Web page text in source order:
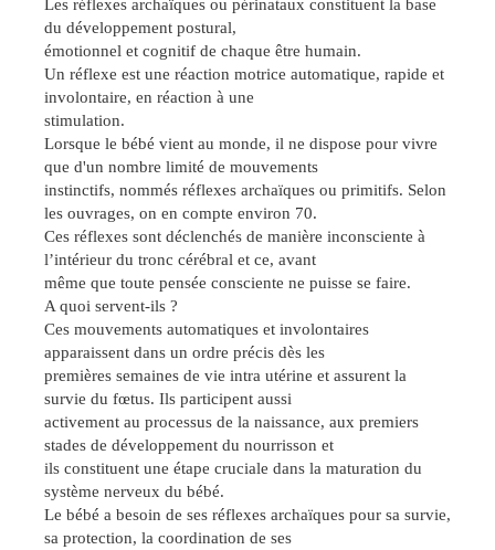
Les réflexes archaïques ou périnataux constituent la base
du développement postural,
émotionnel et cognitif de chaque être humain.
Un réflexe est une réaction motrice automatique, rapide et
involontaire, en réaction à une
stimulation.
Lorsque le bébé vient au monde, il ne dispose pour vivre
que d'un nombre limité de mouvements
instinctifs, nommés réflexes archaïques ou primitifs. Selon
les ouvrages, on en compte environ 70.
Ces réflexes sont déclenchés de manière inconsciente à
l’intérieur du tronc cérébral et ce, avant
même que toute pensée consciente ne puisse se faire.
A quoi servent-ils ?
Ces mouvements automatiques et involontaires
apparaissent dans un ordre précis dès les
premières semaines de vie intra utérine et assurent la
survie du fœtus. Ils participent aussi
activement au processus de la naissance, aux premiers
stades de développement du nourrisson et
ils constituent une étape cruciale dans la maturation du
système nerveux du bébé.
Le bébé a besoin de ses réflexes archaïques pour sa survie,
sa protection, la coordination de ses